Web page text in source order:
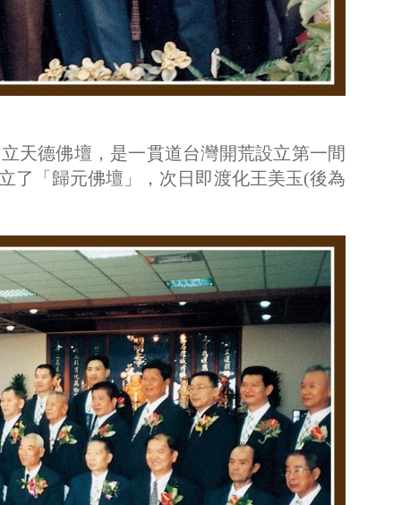
天德佛壇，是一貫道台灣開荒設立第一間
了「歸元佛壇」，次日即渡化王美玉(後為